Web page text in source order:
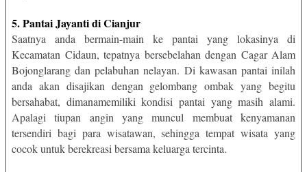
5. Pantai Jayanti di Cianjur
Saatnya anda bermain-main ke pantai yang lokasinya di
Kecamatan Cidaun, tepatnya bersebelahan dengan Cagar Alam
Bojonglarang dan pelabuhan nelayan. Di kawasan pantai inilah
anda akan disajikan dengan gelombang ombak yang begitu
bersahabat, dimanamemiliki kondisi pantai yang masih alami.
Apalagi tiupan angin yang muncul membuat kenyamanan
tersendiri bagi para wisatawan, sehingga tempat wisata yang
cocok untuk berekreasi bersama keluarga tercinta.